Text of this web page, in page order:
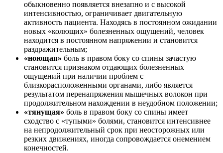
обыкновенно появляется внезапно и с высокой
интенсивностью, ограничивает двигательную
активность пациента. Находясь в постоянном ожидании
новых «колющих» болезненных ощущений, человек
находится в постоянном напряжении и становится
раздражительным;
«ноющая» боль в правом боку со спины зачастую
становится признаком отдающих болезненных
ощущений при наличии проблем с
близкорасположенными органами, либо является
результатом перенапряжения мышечных волокон при
продолжительном нахождении в неудобном положении;
«тянущая» боль в правом боку со спины имеет
сходство с «тупыми» болями, становится интенсивнее
на непродолжительный срок при неосторожных или
резких движениях, иногда сопровождается онемением
конечностей.